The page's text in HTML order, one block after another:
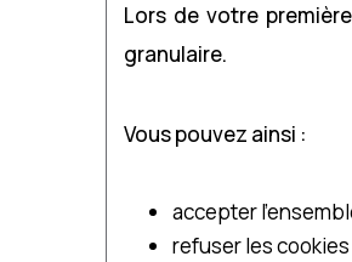
Lors de votre
granulaire.
Vous pouvez ainsi :
accepter
refuser les